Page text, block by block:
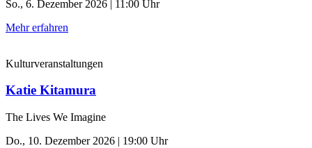
So., 6. Dezember 2026 | 11:00 Uhr
Mehr erfahren
Kulturveranstaltungen
Katie Kitamura
The Lives We Imagine
Do., 10. Dezember 2026 | 19:00 Uhr